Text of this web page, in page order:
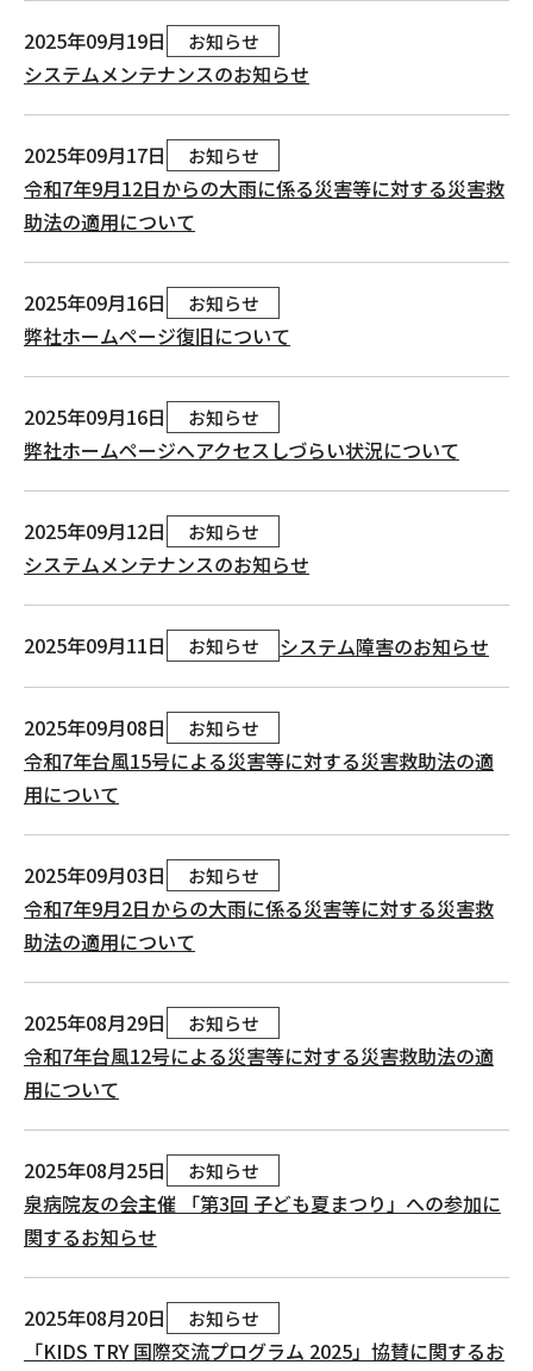
2025年09月19日 お知らせ
システムメンテナンスのお知らせ
2025年09月17日 お知らせ
令和7年9月12日からの大雨に係る災害等に対する災害救
助法の適用について
2025年09月16日 お知らせ
弊社ホームページ復旧について
2025年09月16日 お知らせ
弊社ホームページへアクセスしづらい状況について
2025年09月12日 お知らせ
システムメンテナンスのお知らせ
2025年09月11日 お知らせ システム障害のお知らせ
2025年09月08日 お知らせ
令和7年台風15号による災害等に対する災害救助法の適
用について
2025年09月03日 お知らせ
令和7年9月2日からの大雨に係る災害等に対する災害救
助法の適用について
2025年08月29日 お知らせ
令和7年台風12号による災害等に対する災害救助法の適
用について
2025年08月25日 お知らせ
泉病院友の会主催 「第3回 子ども夏まつり」への参加に
関するお知らせ
2025年08月20日 お知らせ
「KIDS TRY 国際交流プログラム 2025」協賛に関するお